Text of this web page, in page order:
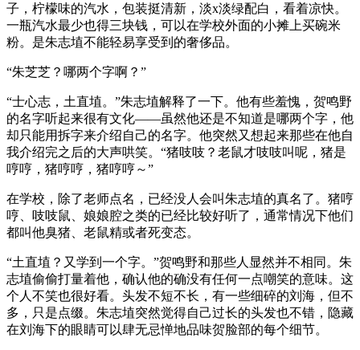
子，柠檬味的汽水，包装挺清新，淡x淡绿配白，看着凉快。
一瓶汽水最少也得三块钱，可以在学校外面的小摊上买碗米
粉。是朱志埴不能轻易享受到的奢侈品。
“朱芝芝？哪两个字啊？”
“士心志，土直埴。”朱志埴解释了一下。他有些羞愧，贺鸣野
的名字听起来很有文化——虽然他还是不知道是哪两个字，他
却只能用拆字来介绍自己的名字。他突然又想起来那些在他自
我介绍完之后的大声哄笑。“猪吱吱？老鼠才吱吱叫呢，猪是
哼哼，猪哼哼，猪哼哼～”
在学校，除了老师点名，已经没人会叫朱志埴的真名了。猪哼
哼、吱吱鼠、娘娘腔之类的已经比较好听了，通常情况下他们
都叫他臭猪、老鼠精或者死变态。
“土直埴？又学到一个字。”贺鸣野和那些人显然并不相同。朱
志埴偷偷打量着他，确认他的确没有任何一点嘲笑的意味。这
个人不笑也很好看。头发不短不长，有一些细碎的刘海，但不
多，只是点缀。朱志埴突然觉得自己过长的头发也不错，隐藏
在刘海下的眼睛可以肆无忌惮地品味贺脸部的每个细节。